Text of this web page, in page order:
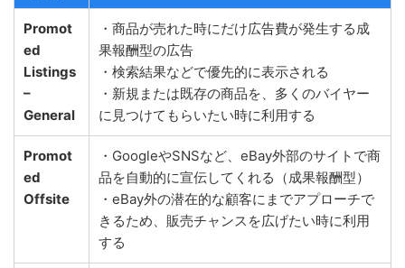
Promot
ed
Listings
–
General
・商品が売れた時にだけ広告費が発生する成
果報酬型の広告
・検索結果などで優先的に表示される
・新規または既存の商品を、多くのバイヤー
に見つけてもらいたい時に利用する
Promot
ed
Offsite
・GoogleやSNSなど、eBay外部のサイトで商
品を自動的に宣伝してくれる（成果報酬型）
・eBay外の潜在的な顧客にまでアプローチで
きるため、販売チャンスを広げたい時に利用
する